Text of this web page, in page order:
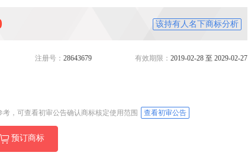
该持有人名下商标分析
注册号： 28643679 有效期限： 2019-02-28 至 2029-02-27
考，可查看初审公告确认商标核定使用范围 查看初审公告
预订商标